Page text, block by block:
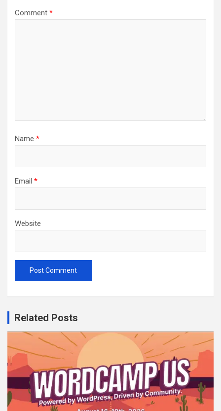
Comment *
Name *
Email *
Website
Related Posts